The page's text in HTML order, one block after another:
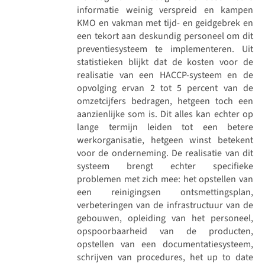
informatie weinig verspreid en kampen
KMO en vakman met tijd- en geidgebrek en
een tekort aan deskundig personeel om dit
preventiesysteem te implementeren. Uit
statistieken blijkt dat de kosten voor de
realisatie van een HACCP-systeem en de
opvolging ervan 2 tot 5 percent van de
omzetcijfers bedragen, hetgeen toch een
aanzienlijke som is. Dit alles kan echter op
lange termijn leiden tot een betere
werkorganisatie, hetgeen winst betekent
voor de onderneming. De realisatie van dit
systeem brengt echter specifieke
problemen met zich mee: het opstellen van
een reinigingsen ontsmettingsplan,
verbeteringen van de infrastructuur van de
gebouwen, opleiding van het personeel,
opspoorbaarheid van de producten,
opstellen van een documentatiesysteem,
schrijven van procedures, het up to date